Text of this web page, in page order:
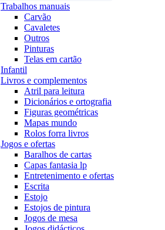
Trabalhos manuais
Carvão
Cavaletes
Outros
Pinturas
Telas em cartão
Infantil
Livros e complementos
Atril para leitura
Dicionários e ortografia
Figuras geométricas
Mapas mundo
Rolos forra livros
Jogos e ofertas
Baralhos de cartas
Capas fantasia lp
Entretenimento e ofertas
Escrita
Estojo
Estojos de pintura
Jogos de mesa